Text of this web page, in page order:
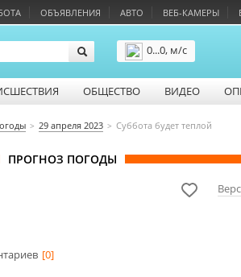
ОБЪЯВЛЕНИЯ АВТО ВЕБ-КАМЕРЫ
0...0, м/с
ОБЩЕСТВО ВИДЕО
29 апреля 2023 Суббота будет теплой
ПРОГНОЗ ПОГОДЫ
[0]